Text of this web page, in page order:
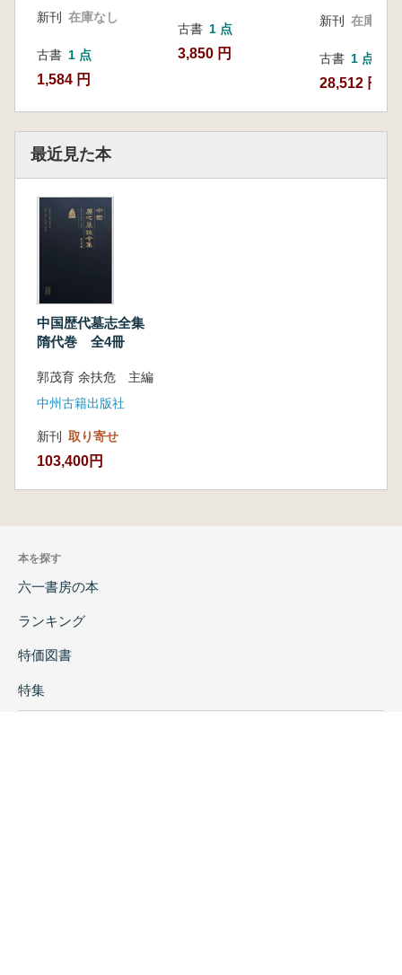
新刊 在庫なし
古書 1 点
1,584 円
古書 1 点
3,850 円
新刊 在庫なし
古書 1 点
28,512 円
最近見た本
中国歴代墓志全集
隋代巻 全4冊
郭茂育 余扶危 主編
中州古籍出版社
新刊 取り寄せ
103,400円
本を探す
六一書房の本
ランキング
特価図書
特集